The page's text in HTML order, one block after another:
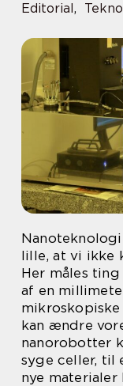
Editorial,
lille, at vi ikke
Her måles
af en
kan ændre
nanorobotter
syge celler, til
nye materialer